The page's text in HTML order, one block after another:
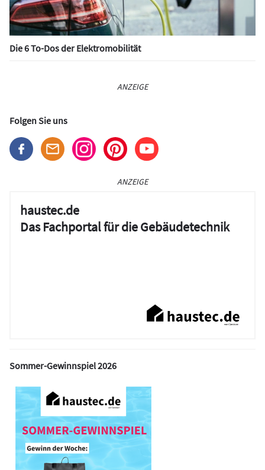
Die 6 To-Dos der Elektromobilität
ANZEIGE
Folgen Sie uns
ANZEIGE
haustec.de
Das Fachportal für die Gebäudetechnik
Sommer-Gewinnspiel 2026